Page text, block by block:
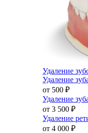
Удаление
Удаление
от 500 ₽
Удаление
от 3 500 ₽
Удаление
от 4 000 ₽